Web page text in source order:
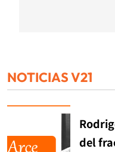
NOTICIAS V21
del